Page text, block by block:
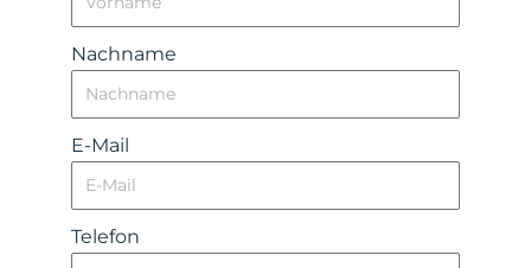
Nachname
E-Mail
Telefon